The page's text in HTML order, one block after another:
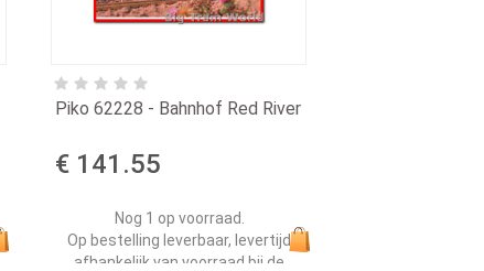
Piko 62228 - Bahnhof Red River
€ 141.55
Nog 1 op voorraad.
Op bestelling leverbaar, levertijd
afhankelijk van voorraad bij de